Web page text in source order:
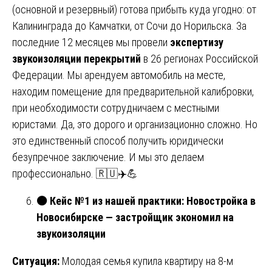
(основной и резервный) готова прибыть куда угодно: от
Калининграда до Камчатки, от Сочи до Норильска. За
последние 12 месяцев мы провели экспертизу
звукоизоляции перекрытий в 26 регионах Российской
Федерации. Мы арендуем автомобиль на месте,
находим помещение для предварительной калибровки,
при необходимости сотрудничаем с местными
юристами. Да, это дорого и организационно сложно. Но
это единственный способ получить юридически
безупречное заключение. И мы это делаем
профессионально. 🇷🇺✈️💪
🟠 Кейс №1 из нашей практики: Новостройка в
Новосибирске — застройщик экономил на
звукоизоляции
Ситуация: Молодая семья купила квартиру на 8-м